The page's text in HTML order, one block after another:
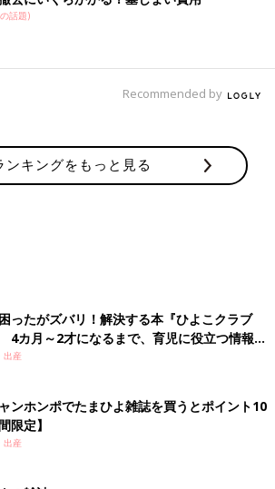
話題)
Recommended by
ンキングをもっと見る
ったがズバリ！解決する本『ひよこクラブ
カ月～2才になるまで、育児に役立つ情報が
！
出産
ンホンポでたまひよ雑誌を買うとポイント10
限定】
出産